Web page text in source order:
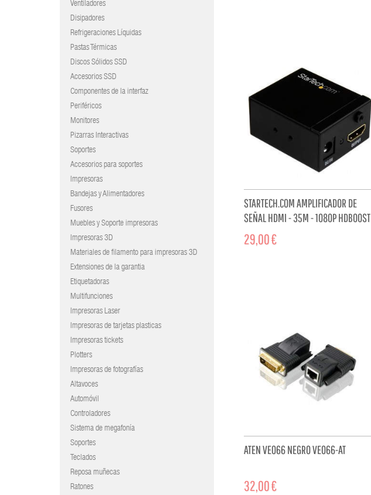
Ventiladores
Disipadores
Refrigeraciones Líquidas
Pastas Térmicas
Discos Sólidos SSD
Accesorios SSD
Componentes de la interfaz
Periféricos
Monitores
Pizarras Interactivas
Soportes
Accesorios para soportes
Impresoras
Bandejas y Alimentadores
Fusores
Muebles y Soporte impresoras
Impresoras 3D
Materiales de filamento para impresoras 3D
Extensiones de la garantia
Etiquetadoras
Multifunciones
Impresoras Laser
Impresoras de tarjetas plasticas
Impresoras tickets
Plotters
Impresoras de fotografías
Altavoces
Automóvil
Controladores
Sistema de megafonía
Soportes
Teclados
Reposa muñecas
Ratones
STARTECH.COM AMPLIFICADOR DE
SEÑAL HDMI - 35M - 1080P HDBOOST
29,00 €
ATEN VE066 NEGRO VE066-AT
32,00 €